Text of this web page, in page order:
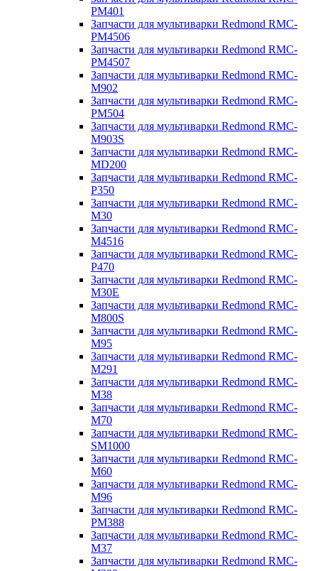
PM401
Запчасти для мультиварки Redmond RMC-
PM4506
Запчасти для мультиварки Redmond RMC-
PM4507
Запчасти для мультиварки Redmond RMC-
M902
Запчасти для мультиварки Redmond RMC-
PM504
Запчасти для мультиварки Redmond RMC-
M903S
Запчасти для мультиварки Redmond RMC-
MD200
Запчасти для мультиварки Redmond RMC-
P350
Запчасти для мультиварки Redmond RMC-
M30
Запчасти для мультиварки Redmond RMC-
M4516
Запчасти для мультиварки Redmond RMC-
P470
Запчасти для мультиварки Redmond RMC-
M30E
Запчасти для мультиварки Redmond RMC-
M800S
Запчасти для мультиварки Redmond RMC-
M95
Запчасти для мультиварки Redmond RMC-
M291
Запчасти для мультиварки Redmond RMC-
M38
Запчасти для мультиварки Redmond RMC-
M70
Запчасти для мультиварки Redmond RMC-
SM1000
Запчасти для мультиварки Redmond RMC-
M60
Запчасти для мультиварки Redmond RMC-
M96
Запчасти для мультиварки Redmond RMC-
PM388
Запчасти для мультиварки Redmond RMC-
M37
Запчасти для мультиварки Redmond RMC-